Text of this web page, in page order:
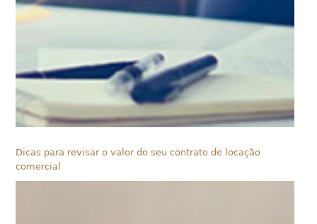
Dicas para revisar o valor do seu contrato de locação
comercial